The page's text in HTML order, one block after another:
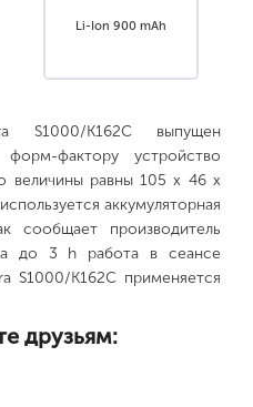
Li-Ion 900 mAh
S1000/K162C выпущен
фактору устройство
величины равны 105 x 46 x
аккумуляторная
сообщает производитель
до 3 h работа в сеансе
K162C применяется
96x64., увеличивается с
друзьям: